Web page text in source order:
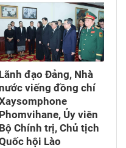
Lãnh đạo Đảng, Nhà
viếng đồng chí
Phomvihane, Ủy viên
Bộ Chính trị, Chủ tịch
hội Lào